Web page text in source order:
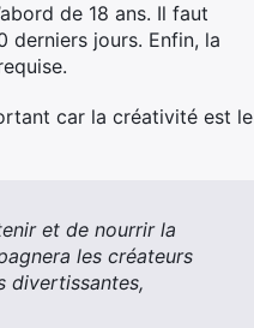
de 18 ans. Il faut
derniers jours. Enfin, la
car la créativité est le
et de nourrir la
les créateurs
divertissantes,